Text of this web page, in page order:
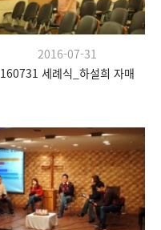
2016-07-31
160731 세례식_하설희 자매